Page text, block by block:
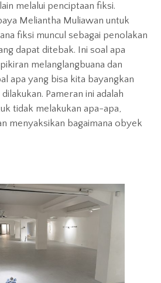
melalui penciptaan fiksi.
Meliantha Muliawan untuk
fiksi muncul sebagai penolakan
dapat ditebak. Ini soal apa
melanglangbuana dan
apa yang bisa kita bayangkan
Pameran ini adalah
tidak melakukan apa-apa,
menyaksikan bagaimana obyek